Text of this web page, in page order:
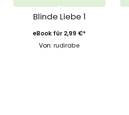
Blinde Liebe 1
eBook für 2,99 €*
Von:rudirabe